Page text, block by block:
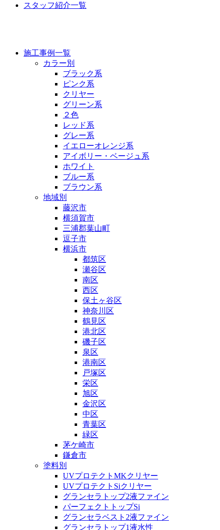
スタッフ紹介一覧
施工事例一覧
カラー別
ブラック系
ピンク系
クリヤー
グリーン系
２色
レッド系
グレー系
イエローオレンジ系
アイボリー・ベージュ系
ホワイト
ブルー系
ブラウン系
地域別
藤沢市
横須賀市
三浦郡葉山町
逗子市
横浜市
都筑区
瀬谷区
南区
西区
保土ヶ谷区
神奈川区
鶴見区
港北区
磯子区
泉区
港南区
戸塚区
栄区
旭区
金沢区
中区
青葉区
緑区
茅ケ崎市
鎌倉市
塗料別
UVプロテクトMKクリヤー
UVプロテクトSiクリヤー
グランセラトップ2液ファイン
パーフェクトトップSi
グランセラベスト2液ファイン
グランセラトップ1液水性